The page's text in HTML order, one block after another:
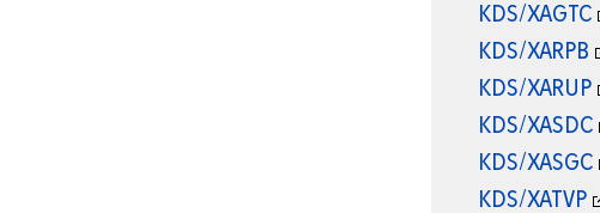
KDS/XAGTC
KDS/XARPB
KDS/XARUP
KDS/XASDC
KDS/XASGC
KDS/XATVP